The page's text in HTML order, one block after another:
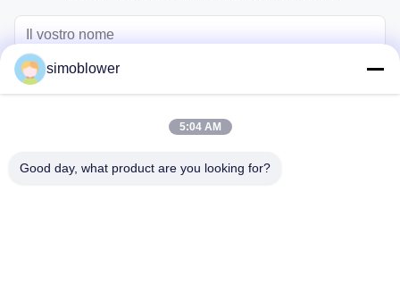
simoblower
5:04 AM
Good day, what product are you looking for?